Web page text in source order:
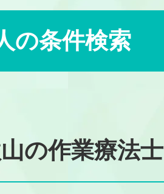
の条件検索
の作業療法